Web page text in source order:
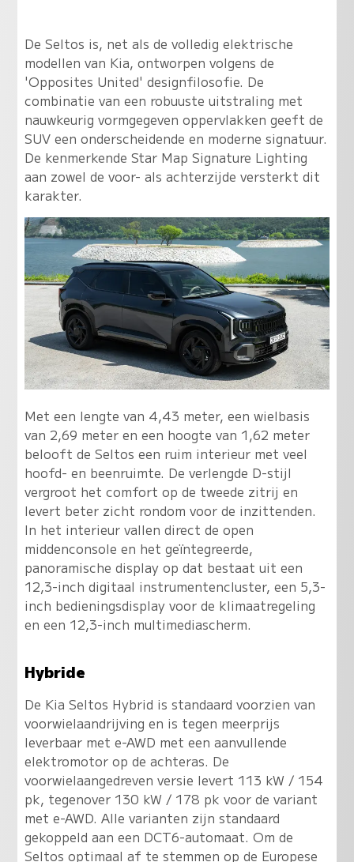
De Seltos is, net als de volledig elektrische
modellen van Kia, ontworpen volgens de
'Opposites United' designfilosofie. De
combinatie van een robuuste uitstraling met
nauwkeurig vormgegeven oppervlakken geeft de
SUV een onderscheidende en moderne signatuur.
De kenmerkende Star Map Signature Lighting
aan zowel de voor- als achterzijde versterkt dit
karakter.
Met een lengte van 4,43 meter, een wielbasis
van 2,69 meter en een hoogte van 1,62 meter
belooft de Seltos een ruim interieur met veel
hoofd- en beenruimte. De verlengde D-stijl
vergroot het comfort op de tweede zitrij en
levert beter zicht rondom voor de inzittenden.
In het interieur vallen direct de open
middenconsole en het geïntegreerde,
panoramische display op dat bestaat uit een
12,3-inch digitaal instrumentencluster, een 5,3-
inch bedieningsdisplay voor de klimaatregeling
en een 12,3-inch multimediascherm.
Hybride
De Kia Seltos Hybrid is standaard voorzien van
voorwielaandrijving en is tegen meerprijs
leverbaar met e-AWD met een aanvullende
elektromotor op de achteras. De
voorwielaangedreven versie levert 113 kW / 154
pk, tegenover 130 kW / 178 pk voor de variant
met e-AWD. Alle varianten zijn standaard
gekoppeld aan een DCT6-automaat. Om de
Seltos optimaal af te stemmen op de Europese